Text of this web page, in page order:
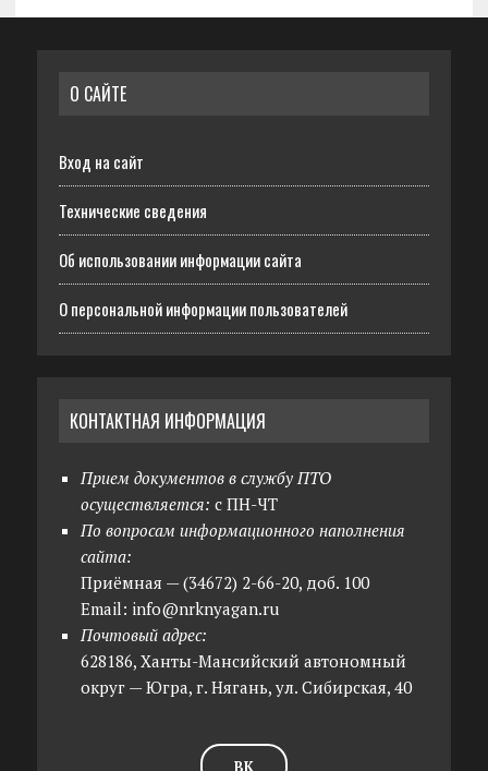
О САЙТЕ
Вход на сайт
Технические сведения
Об использовании информации сайта
О персональной информации пользователей
КОНТАКТНАЯ ИНФОРМАЦИЯ
Прием документов в службу ПТО
осуществляется: с ПН-ЧТ
По вопросам информационного наполнения
сайта:
Приёмная — (34672) 2-66-20, доб. 100
Email: info@nrknyagan.ru
Почтовый адрес:
628186, Ханты-Мансийский автономный
округ — Югра, г. Нягань, ул. Сибирская, 40
ВК